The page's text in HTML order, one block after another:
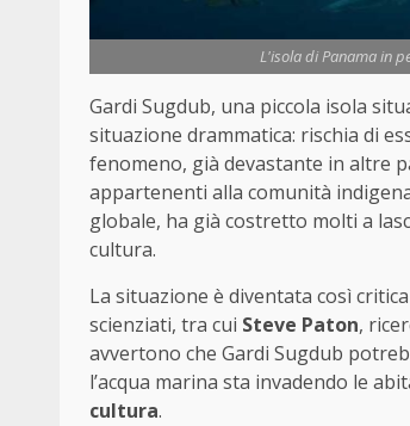
L'isola di Panama in
Gardi Sugdub, una piccola isola
situazione drammatica: rischia di
fenomeno, già devastante in altre
appartenenti alla comunità
globale, ha già costretto molti a
cultura.
La situazione è diventata così
scienziati, tra cui Steve Paton,
avvertono che Gardi Sugdub
l’acqua marina sta invadendo le
cultura.